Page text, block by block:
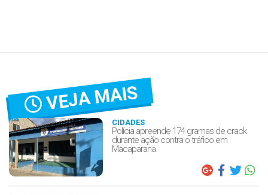
VEJA MAIS
CIDADES
Polícia apreende 174 gramas de crack
durante ação contra o tráfico em
Macaparana